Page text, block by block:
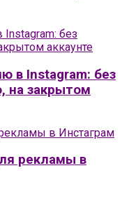
в Instagram: без
на закрытом
рекламы в